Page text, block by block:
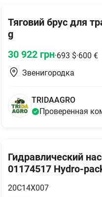
Тяговий брус для
g
30 922 грн·693 $·600 €
Звенигородка
TRIDAAGRO
Проверенная
Гидравлический
01174517 Hydro-
20C14X007